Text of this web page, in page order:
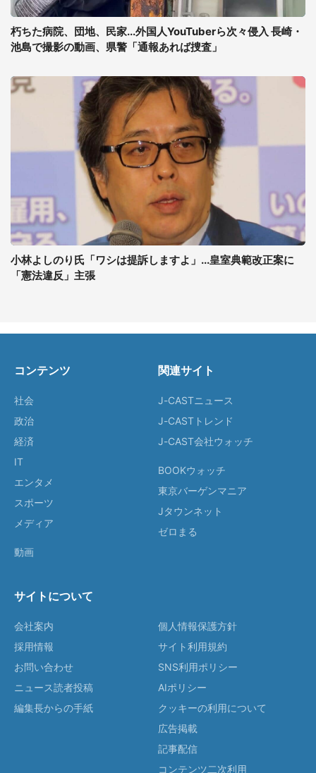
朽ちた病院、団地、民家...外国人YouTuberら次々侵入 長崎・
池島で撮影の動画、県警「通報あれば捜査」
小林よしのり氏「ワシは提訴しますよ」...皇室典範改正案に
「憲法違反」主張
コンテンツ
社会
政治
経済
IT
エンタメ
スポーツ
メディア
動画
関連サイト
J-CASTニュース
J-CASTトレンド
J-CAST会社ウォッチ
BOOKウォッチ
東京バーゲンマニア
Jタウンネット
ゼロまる
サイトについて
会社案内
採用情報
お問い合わせ
ニュース読者投稿
編集長からの手紙
個人情報保護方針
サイト利用規約
SNS利用ポリシー
AIポリシー
クッキーの利用について
広告掲載
記事配信
コンテンツ二次利用